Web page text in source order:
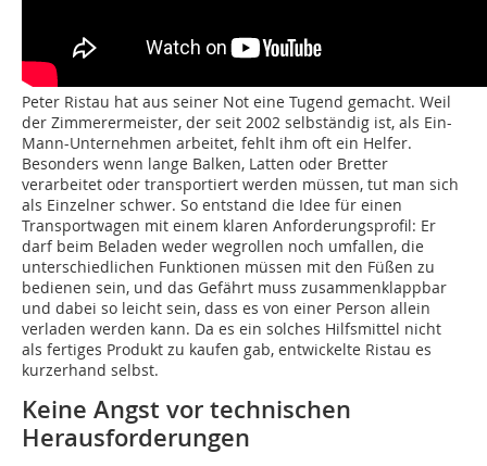
Peter Ristau hat aus seiner Not eine Tugend gemacht. Weil
der Zimmerermeister, der seit 2002 selbständig ist, als Ein-
Mann-Unternehmen arbeitet, fehlt ihm oft ein Helfer.
Besonders wenn lange Balken, Latten oder Bretter
verarbeitet oder transportiert werden müssen, tut man sich
als Einzelner schwer. So entstand die Idee für einen
Transportwagen mit einem klaren Anforderungsprofil: Er
darf beim Beladen weder wegrollen noch umfallen, die
unterschiedlichen Funktionen müssen mit den Füßen zu
bedienen sein, und das Gefährt muss zusammenklappbar
und dabei so leicht sein, dass es von einer Person allein
verladen werden kann. Da es ein solches Hilfsmittel nicht
als fertiges Produkt zu kaufen gab, entwickelte Ristau es
kurzerhand selbst.
Keine Angst vor technischen
Herausforderungen